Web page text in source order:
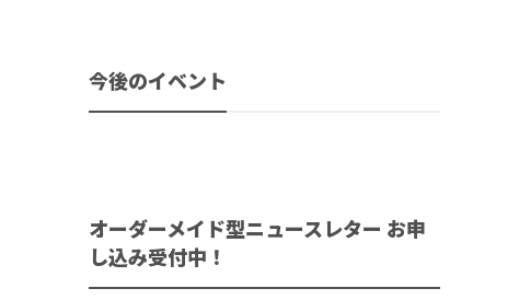
今後のイベント
オーダーメイド型ニュースレター お申
し込み受付中！